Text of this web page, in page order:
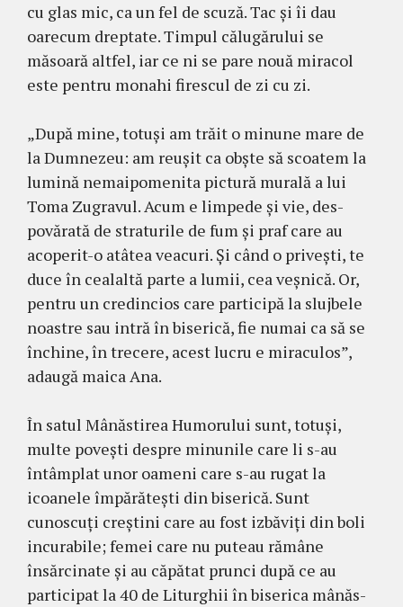
cu glas mic, ca un fel de scuză. Tac și îi dau
oare­cum dreptate. Timpul călugărului se
măsoară altfel, iar ce ni se pare nouă miracol
este pentru monahi firescul de zi cu zi.
„După mine, totuși am trăit o mi­nune mare de
la Dumnezeu: am reușit ca obște să scoatem la
lu­mi­nă nemai­pomenita pictură murală a lui
Toma Zu­gra­vul. Acum e limpede și vie, des­
povărată de stra­tu­rile de fum și praf care au
acoperit-o atâtea vea­curi. Și când o privești, te
duce în cea­laltă parte a lu­mii, cea veș­nică. Or,
pentru un cre­din­cios care par­ticipă la sluj­bele
noastre sau intră în bi­se­rică, fie numai ca să se
în­chine, în trecere, acest lucru e mira­culos”,
adaugă maica Ana.
În satul Mânăstirea Hu­mo­rului sunt, totuși,
multe povești despre minunile care li s-au
întâmplat unor oameni care s-au rugat la
icoanele îm­părătești din bi­serică. Sunt
cunoscuți creș­tini care au fost izbăviți din boli
incurabile; femei care nu puteau rămâne
însărci­nate și au căpătat prunci du­pă ce au
participat la 40 de Liturghii în biserica mânăs­